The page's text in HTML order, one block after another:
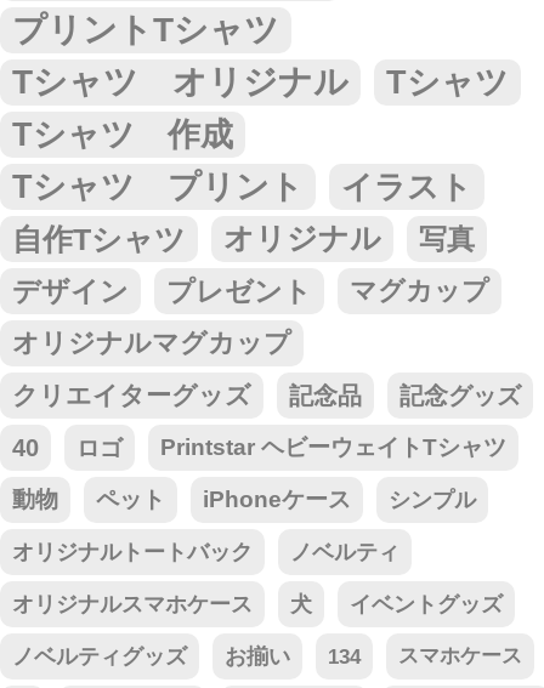
プリントTシャツ
Tシャツ オリジナル
Tシャツ
Tシャツ 作成
Tシャツ プリント
イラスト
自作Tシャツ
オリジナル
写真
デザイン
プレゼント
マグカップ
オリジナルマグカップ
クリエイターグッズ 記念品
記念グッズ
40
ロゴ Printstar ヘビーウェイトTシャツ
動物 ペット iPhoneケース シンプル
オリジナルトートバック ノベルティ
オリジナルスマホケース 犬 イベントグッズ
ノベルティグッズ お揃い 134 スマホケース